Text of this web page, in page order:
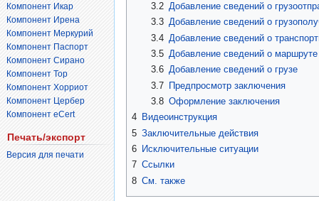
3.2 Добавление сведений о
3.3 Добавление сведений о
3.4 Добавление сведений о
3.5 Добавление сведений о
3.6 Добавление сведений о грузе
3.7 Предпросмотр заключения
3.8 Оформление заключения
4 Видеоинструкция
5 Заключительные действия
6 Исключительные ситуации
7 Ссылки
8 См. также
Компонент Икар
Компонент Ирена
Компонент Меркурий
Компонент Паспорт
Компонент Сирано
Компонент Тор
Компонент Хорриот
Компонент Цербер
Компонент eCert
Печать/экспорт
Версия для печати